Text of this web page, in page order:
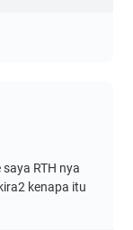
RTH nya
kenapa itu